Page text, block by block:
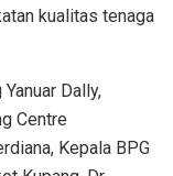
kualitas tenaga
Dally,
Centre
Kepala BPG